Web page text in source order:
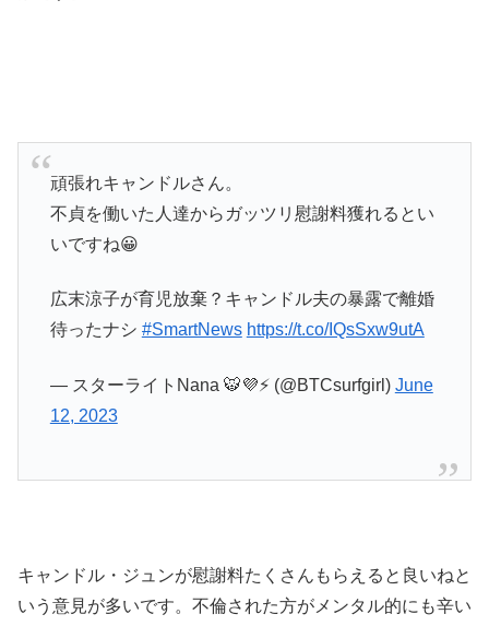
頑張れキャンドルさん。
不貞を働いた人達からガッツリ慰謝料獲れるとい
いですね😀
広末涼子が育児放棄？キャンドル夫の暴露で離婚
待ったナシ #SmartNews https://t.co/IQsSxw9utA
— スターライトNana 🐯💜⚡️ (@BTCsurfgirl) June
12, 2023
キャンドル・ジュンが慰謝料たくさんもらえると良いねと
いう意見が多いです。不倫された方がメンタル的にも辛い